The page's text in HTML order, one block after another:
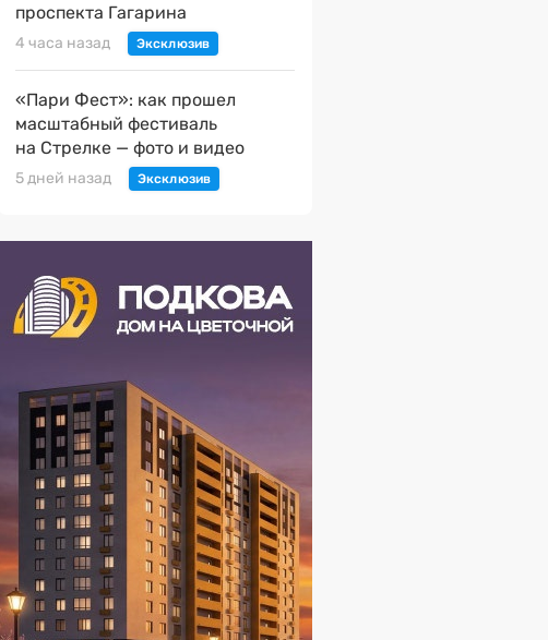
проспекта Гагарина
4 часа назад
«Пари Фест»: как прошел
масштабный фестиваль
на Стрелке — фото и видео
5 дней назад